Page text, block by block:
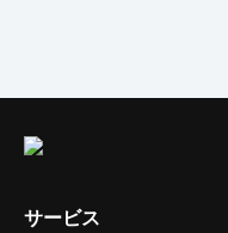
サービス